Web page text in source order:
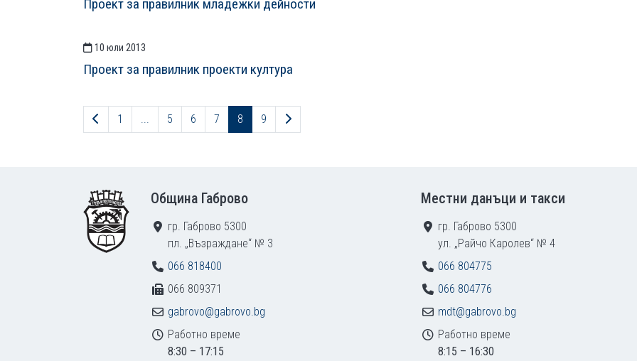
Проект за правилник младежки дейности
10 юли 2013
Проект за правилник проекти култура
Предходна страница
1 ... 5 6 7 8 9 Следваща страница
Община Габрово
гр. Габрово 5300
пл. „Възраждане“ № 3
066 818400
066 809371
gabrovo@gabrovo.bg
Работно време
8:30 – 17:15
Местни данъци и такси
гр. Габрово 5300
ул. „Райчо Каролев“ № 4
066 804775
066 804776
mdt@gabrovo.bg
Работно време
8:15 – 16:30